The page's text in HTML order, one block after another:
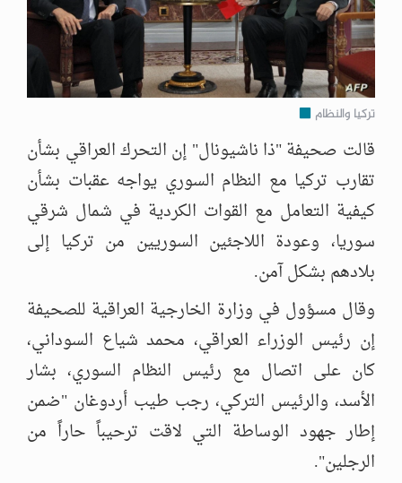
تركيا والنظام
قالت صحيفة "ذا ناشيونال" إن التحرك العراقي بشأن
تقارب تركيا مع النظام السوري يواجه عقبات بشأن
كيفية التعامل مع القوات الكردية في شمال شرقي
سوريا، وعودة اللاجئين السوريين من تركيا إلى
بلادهم بشكل آمن.
وقال مسؤول في وزارة الخارجية العراقية للصحيفة
إن رئيس الوزراء العراقي، محمد شياع السوداني،
كان على اتصال مع رئيس النظام السوري، بشار
الأسد، والرئيس التركي، رجب طيب أردوغان "ضمن
إطار جهود الوساطة التي لاقت ترحيباً حاراً من
الرجلين".